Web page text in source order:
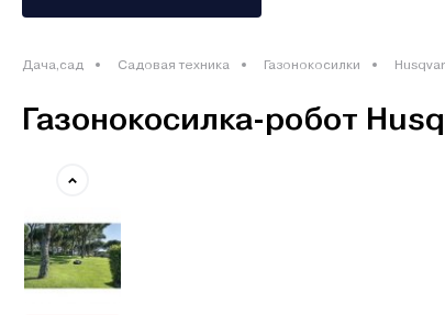
Дача,сад Садовая техника Газонокосилки
Газонокосилка-робот